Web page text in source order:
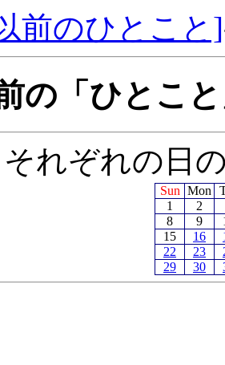
前のひとこと]
の「ひとこ
それぞれの日
Sun Mon
1
2
8
9
15
16
22
23
29
30